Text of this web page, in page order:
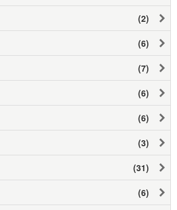
(2)
(6)
(7)
(6)
(6)
(3)
(31)
(6)